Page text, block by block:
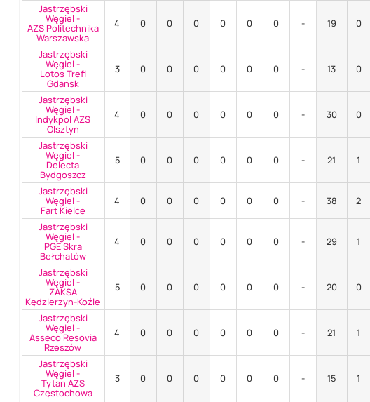
Jastrzębski
Węgiel -
AZS Politechnika
Warszawska
4 0 0 0 0 0 0 - 19 0
Jastrzębski
Węgiel -
Lotos Trefl
Gdańsk
3 0 0 0 0 0 0 - 13 0
Jastrzębski
Węgiel -
Indykpol AZS
Olsztyn
4 0 0 0 0 0 0 - 30 0
Jastrzębski
Węgiel -
Delecta
Bydgoszcz
5 0 0 0 0 0 0 - 21 1
Jastrzębski
Węgiel -
Fart Kielce
4 0 0 0 0 0 0 - 38 2
Jastrzębski
Węgiel -
PGE Skra
Bełchatów
4 0 0 0 0 0 0 - 29 1
Jastrzębski
Węgiel -
ZAKSA
Kędzierzyn-Koźle
5 0 0 0 0 0 0 - 20 0
Jastrzębski
Węgiel -
Asseco Resovia
Rzeszów
4 0 0 0 0 0 0 - 21 1
Jastrzębski
Węgiel -
Tytan AZS
Częstochowa
3 0 0 0 0 0 0 - 15 1